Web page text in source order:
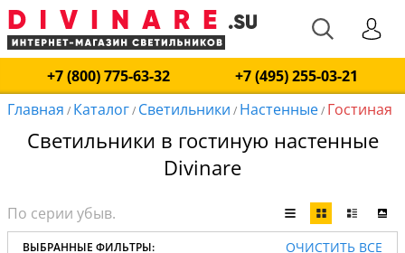
+7 (800) 775-63-32
+7 (495) 255-03-21
Главная / Каталог/ Светильники / Настенные/ Гостиная
Светильники в гостиную настенные
Divinare
ВЫБРАННЫЕ ФИЛЬТРЫ: ОЧИСТИТЬ ВСЕ